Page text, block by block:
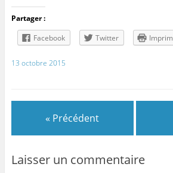
Partager :
Facebook
Twitter
13 octobre 2015
« Précédent
Laisser un commentaire